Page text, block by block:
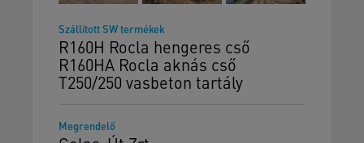
Szállított SW termékek
R160H Rocla hengeres cső
R160HA Rocla aknás cső
T250/250 vasbeton tartály
Megrendelő